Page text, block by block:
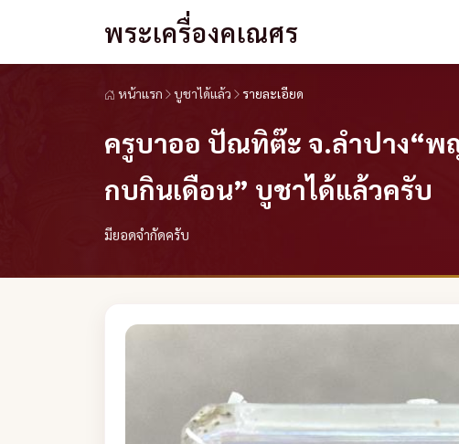
พระเครื่องคเณศร
หน้าแรก บูชาได้แล้ว รายละเอียด
ครูบาออ ปัณทิต๊ะ จ.ลำปาง“พ
กบกินเดือน” บูชาได้แล้วครับ
มียอดจำกัดครับ